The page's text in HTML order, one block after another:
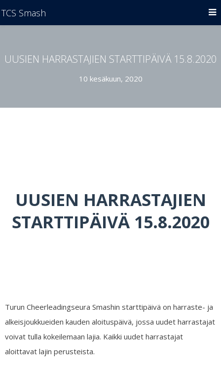
UUSIEN HARRASTAJIEN STARTTIPÄIVÄ 15.8.2020
10 kesäkuun, 2020
UUSIEN HARRASTAJIEN
STARTTIPÄIVÄ 15.8.2020
Turun Cheerleadingseura Smashin starttipäivä on harraste- ja
alkeisjoukkueiden kauden aloituspäivä, jossa uudet harrastajat
voivat tulla kokeilemaan lajia. Kaikki uudet harrastajat
aloittavat lajin perusteista.
TCS Smash